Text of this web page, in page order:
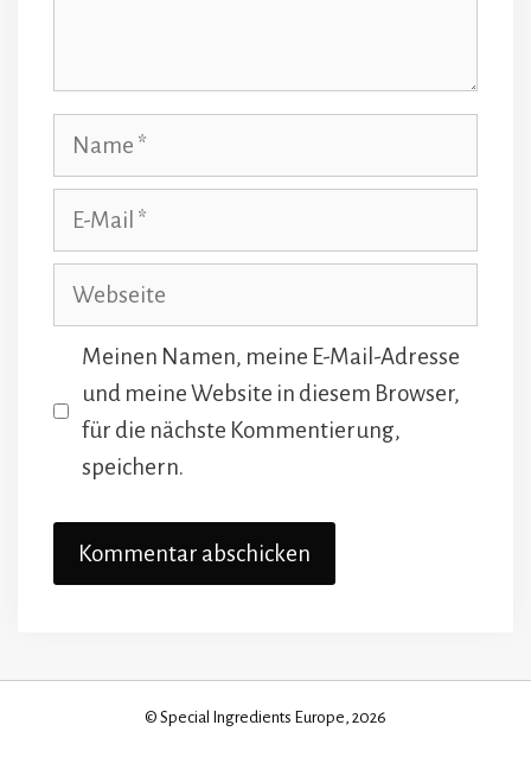
Name
Webseite
Meinen Namen, meine E-Mail-Adresse
und meine Website in diesem Browser,
für die nächste Kommentierung,
speichern.
© Special Ingredients Europe, 2026